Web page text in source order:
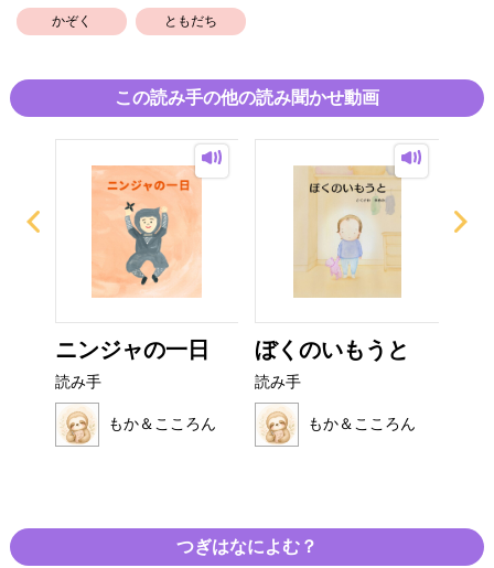
かぞく ともだち
この読み手の他の読み聞かせ動画
ニンジャの一日
読み手
もか＆こころん
ぼくのいもうと
読み手
もか＆こころん
つぎはなによむ？